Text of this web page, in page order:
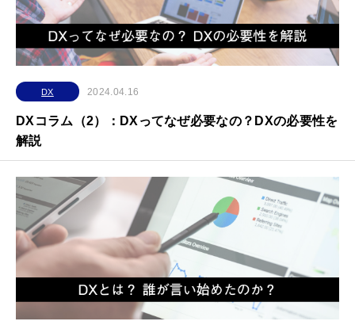
DX 2024.04.16
DXコラム（2）：DXってなぜ必要なの？DXの必要性を
解説